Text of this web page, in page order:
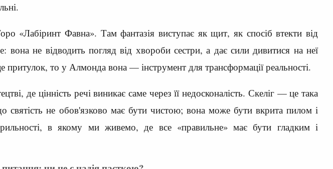
«Лабіринт Фавна». Там фантазія виступає як щит, як спосіб втекти від
не відводить погляд від хвороби сестри, а дає сили дивитися на неї
то у Алмонда вона — інструмент для трансформації реальності.
де цінність речі виникає саме через її недосконалість. Скеліг — це така
святість не обов'язково має бути чистою; вона може бути вкрита пилом і
в якому ми живемо, де все «правильне» має бути гладким і